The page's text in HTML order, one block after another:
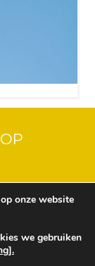
onze website
we gebruiken